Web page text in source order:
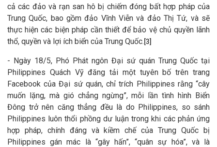
cả các đảo và rạn san hô bị chiếm đóng bất hợp pháp của
Trung Quốc, bao gồm đảo Vĩnh Viễn và đảo Thị Tứ, và sẽ
thực hiện các biện pháp cần thiết để bảo vệ chủ quyền lãnh
thổ, quyền và lợi ích biển của Trung Quốc. [3]
- Ngày 18/5, Phó Phát ngôn Đại sứ quán Trung Quốc tại
Philippines Quách Vỹ đăng tải một tuyên bố trên trang
Facebook của Đại sứ quán, chỉ trích Philippines rằng “cây
muốn lặng, mà gió chẳng ngừng”, mỗi lần tình hình Biển
Đông trở nên căng thẳng đều là do Philippines, so sánh
Philippines luôn thổi phồng dư luận trong khi các phản ứng
hợp pháp, chính đáng và kiềm chế của Trung Quốc bị
Philippines gán mác là “gây hấn”, “quân sự hóa”, và là